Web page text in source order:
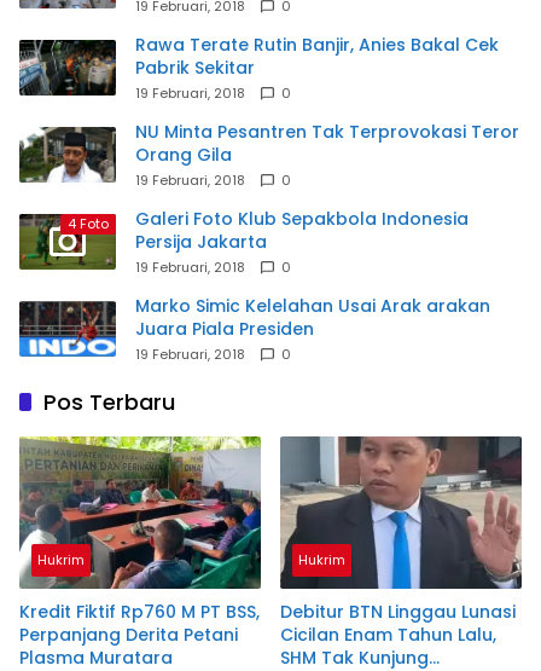
19 Februari, 2018 0
Rawa Terate Rutin Banjir, Anies Bakal Cek
Pabrik Sekitar
19 Februari, 2018 0
NU Minta Pesantren Tak Terprovokasi Teror
Orang Gila
19 Februari, 2018 0
4 Foto
Galeri Foto Klub Sepakbola Indonesia
Persija Jakarta
19 Februari, 2018 0
Marko Simic Kelelahan Usai Arak arakan
Juara Piala Presiden
19 Februari, 2018 0
Pos Terbaru
Hukrim
Kredit Fiktif Rp760 M PT BSS,
Perpanjang Derita Petani
Plasma Muratara
Hukrim
Debitur BTN Linggau Lunasi
Cicilan Enam Tahun Lalu,
SHM Tak Kunjung